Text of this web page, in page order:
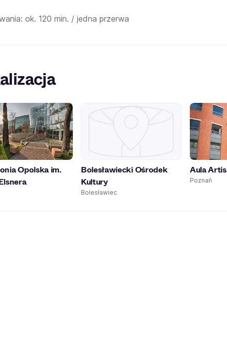
ok. 120 min. / jedna przerwa
Opolska im.
Bolesławiecki Ośrodek
Kultury
Bolesławiec
Aula Artis
Poznań